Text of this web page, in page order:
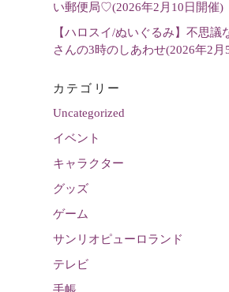
い郵便局♡(2026年2月10日開催)
【ハロスイ/ぬいぐるみ】不思議
さんの3時のしあわせ(2026年2月
カテゴリー
Uncategorized
イベント
キャラクター
グッズ
ゲーム
サンリオピューロランド
テレビ